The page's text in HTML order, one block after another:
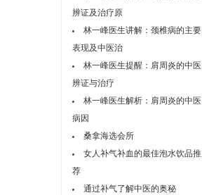
辨证及治疗原
林一峰医生讲解：颈椎病的主要
表现及中医治
林一峰医生提醒：肩周炎的中医
辨证与治疗
林一峰医生解析：肩周炎的中医
病因
桑拿海选会所
女人补气补血的最佳泡水饮品推
荐
通过补气了解中医的奥秘